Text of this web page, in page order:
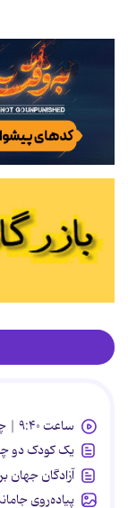
ساعت ۹:۴۰ | چه میراثی از خود به جای گذاشت؟
یک کودک دو
آزادگان
پیاده‌روی